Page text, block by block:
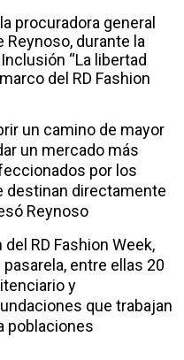
procuradora general
Reynoso, durante la
“La libertad
del RD Fashion
un camino de mayor
un mercado más
por los
destinan directamente
Reynoso
RD Fashion Week,
entre ellas 20
y
que trabajan
poblaciones